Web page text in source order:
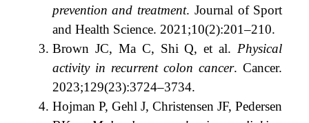
prevention and treatment. Journal of Sport
and Health Science. 2021;10(2):201–210.
Brown JC, Ma C, Shi Q, et al. Physical
activity in recurrent colon cancer. Cancer.
2023;129(23):3724–3734.
Hojman P, Gehl J, Christensen JF, Pedersen